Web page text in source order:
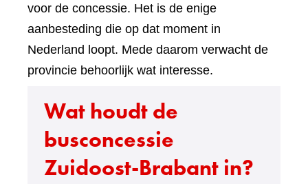
voor de concessie. Het is de enige
aanbesteding die op dat moment in
Nederland loopt. Mede daarom verwacht de
provincie behoorlijk wat interesse.
Wat houdt de
busconcessie
Zuidoost-Brabant in?